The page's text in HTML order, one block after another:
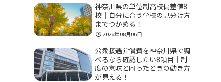
神奈川県の単位制高校偏差値8
校｜自分に合う学校の見分け方
までつかめる！
2026年08月06日
公衆接遇弁償費を神奈川県で調
べるなら確認したい8項目｜制
度の意味と困ったときの動き方
が見える！